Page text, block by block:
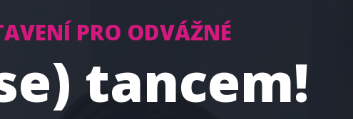
PRO ODVÁŽNÉ
tancem!